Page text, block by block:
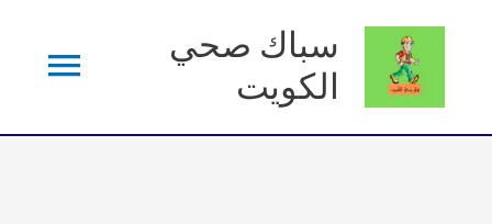
تخطي
المحتوى
سباك صحي
الكويت